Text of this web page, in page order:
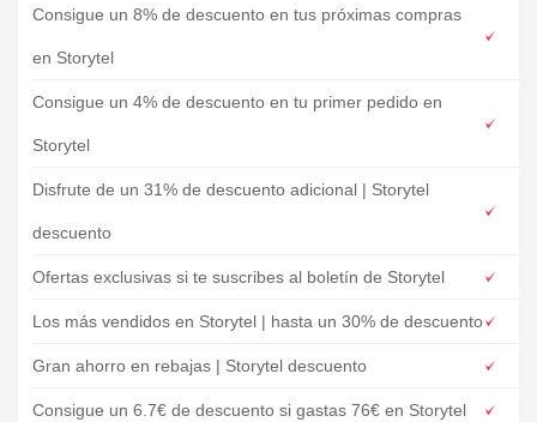
Consigue un 8% de descuento en tus próximas compras
en Storytel
Consigue un 4% de descuento en tu primer pedido en
Storytel
Disfrute de un 31% de descuento adicional | Storytel
descuento
Ofertas exclusivas si te suscribes al boletín de Storytel
Los más vendidos en Storytel | hasta un 30% de descuento
Gran ahorro en rebajas | Storytel descuento
Consigue un 6.7€ de descuento si gastas 76€ en Storytel